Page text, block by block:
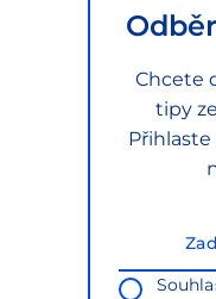
Chcete
tipy